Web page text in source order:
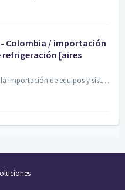
- Colombia / importación
refrigeración [aires
Requisitos del visto bueno para la importación de equipos y sistemas de refrigeración; aires acondicionados; sistemas para la extinción de incendios; aeroso...